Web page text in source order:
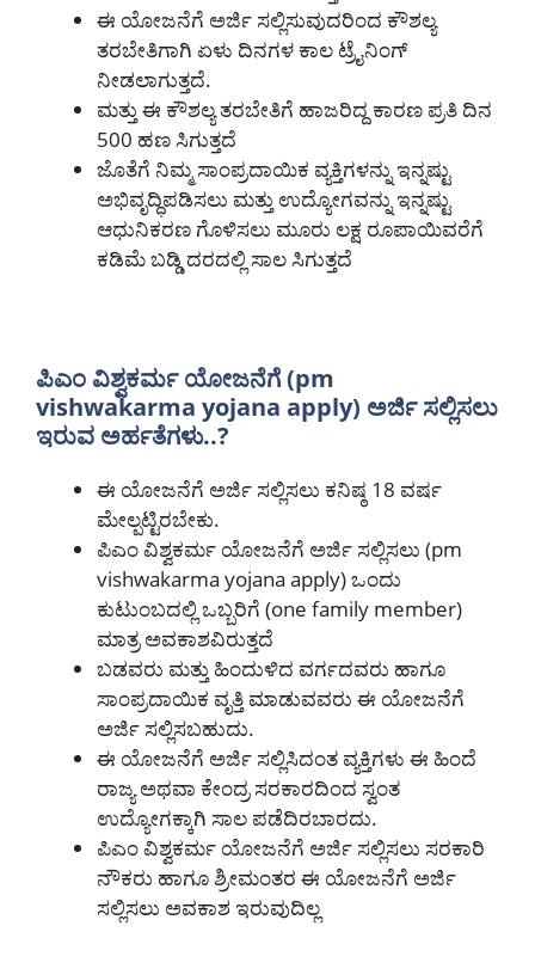
ಈ ಯೋಜನೆಗೆ ಅರ್ಜಿ ಸಲ್ಲಿಸುವುದರಿಂದ ಕೌಶಲ್ಯ
ತರಬೇತಿಗಾಗಿ ಏಳು ದಿನಗಳ ಕಾಲ ಟ್ರೈನಿಂಗ್
ನೀಡಲಾಗುತ್ತದೆ.
ಮತ್ತು ಈ ಕೌಶಲ್ಯ ತರಬೇತಿಗೆ ಹಾಜರಿದ್ದ ಕಾರಣ ಪ್ರತಿ ದಿನ
500 ಹಣ ಸಿಗುತ್ತದೆ
ಜೊತೆಗೆ ನಿಮ್ಮ ಸಾಂಪ್ರದಾಯಿಕ ವ್ಯಕ್ತಿಗಳನ್ನು ಇನ್ನಷ್ಟು
ಅಭಿವೃದ್ಧಿಪಡಿಸಲು ಮತ್ತು ಉದ್ಯೋಗವನ್ನು ಇನ್ನಷ್ಟು
ಆಧುನಿಕರಣ ಗೊಳಿಸಲು ಮೂರು ಲಕ್ಷ ರೂಪಾಯಿವರೆಗೆ
ಕಡಿಮೆ ಬಡ್ಡಿ ದರದಲ್ಲಿ ಸಾಲ ಸಿಗುತ್ತದೆ
ಪಿಎಂ ವಿಶ್ವಕರ್ಮ ಯೋಜನೆಗೆ (pm
vishwakarma yojana apply) ಅರ್ಜಿ ಸಲ್ಲಿಸಲು
ಇರುವ ಅರ್ಹತೆಗಳು..?
ಈ ಯೋಜನೆಗೆ ಅರ್ಜಿ ಸಲ್ಲಿಸಲು ಕನಿಷ್ಠ 18 ವರ್ಷ
ಮೇಲ್ಪಟ್ಟಿರಬೇಕು.
ಪಿಎಂ ವಿಶ್ವಕರ್ಮ ಯೋಜನೆಗೆ ಅರ್ಜಿ ಸಲ್ಲಿಸಲು (pm
vishwakarma yojana apply) ಒಂದು
ಕುಟುಂಬದಲ್ಲಿ ಒಬ್ಬರಿಗೆ (one family member)
ಮಾತ್ರ ಅವಕಾಶವಿರುತ್ತದೆ
ಬಡವರು ಮತ್ತು ಹಿಂದುಳಿದ ವರ್ಗದವರು ಹಾಗೂ
ಸಾಂಪ್ರದಾಯಿಕ ವೃತ್ತಿ ಮಾಡುವವರು ಈ ಯೋಜನೆಗೆ
ಅರ್ಜಿ ಸಲ್ಲಿಸಬಹುದು.
ಈ ಯೋಜನೆಗೆ ಅರ್ಜಿ ಸಲ್ಲಿಸಿದಂತ ವ್ಯಕ್ತಿಗಳು ಈ ಹಿಂದೆ
ರಾಜ್ಯ ಅಥವಾ ಕೇಂದ್ರ ಸರಕಾರದಿಂದ ಸ್ವಂತ
ಉದ್ಯೋಗಕ್ಕಾಗಿ ಸಾಲ ಪಡೆದಿರಬಾರದು.
ಪಿಎಂ ವಿಶ್ವಕರ್ಮ ಯೋಜನೆಗೆ ಅರ್ಜಿ ಸಲ್ಲಿಸಲು ಸರಕಾರಿ
ನೌಕರು ಹಾಗೂ ಶ್ರೀಮಂತರ ಈ ಯೋಜನೆಗೆ ಅರ್ಜಿ
ಸಲ್ಲಿಸಲು ಅವಕಾಶ ಇರುವುದಿಲ್ಲ